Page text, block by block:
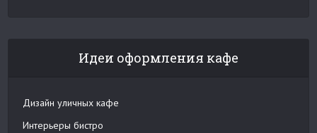
Идеи оформления кафе
Дизайн уличных кафе
Интерьеры бистро